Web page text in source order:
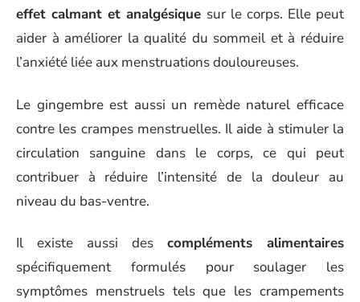
effet calmant et analgésique sur le corps. Elle peut
aider à améliorer la qualité du sommeil et à réduire
l’anxiété liée aux menstruations douloureuses.
Le gingembre est aussi un remède naturel efficace
contre les crampes menstruelles. Il aide à stimuler la
circulation sanguine dans le corps, ce qui peut
contribuer à réduire l’intensité de la douleur au
niveau du bas-ventre.
Il existe aussi des compléments alimentaires
spécifiquement formulés pour soulager les
symptômes menstruels tels que les crampements